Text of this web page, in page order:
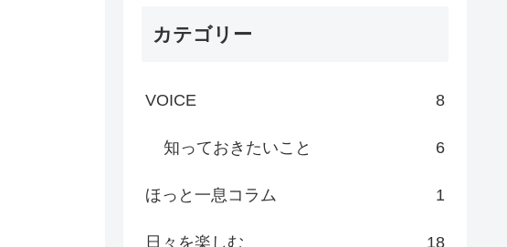
カテゴリー
VOICE 8
知っておきたいこと 6
ほっと一息コラム 1
日々を楽しむ 18